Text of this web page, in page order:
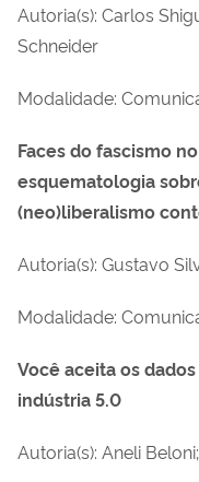
Autoria(s): Carlos
Schneider
Modalidade:
Faces do fascismo
esquematologia
(neo)liberalismo
Autoria(s): Gustavo
Modalidade:
Você aceita os
indústria 5.0
Autoria(s): Aneli